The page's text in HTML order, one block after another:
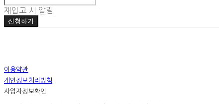
재입고 시 알림
신청하기
이용약관
개인정보처리방침
사업자정보확인